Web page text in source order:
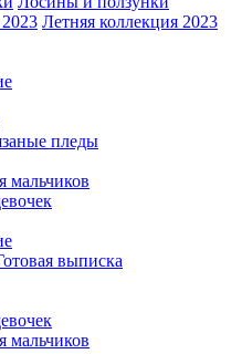
Летняя коллекция 2023
пледы
мальчиков
выписка
мальчиков